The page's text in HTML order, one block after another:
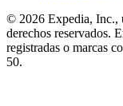
© 2026 Expedia, Inc.,
derechos reservados.
registradas o marcas
50.